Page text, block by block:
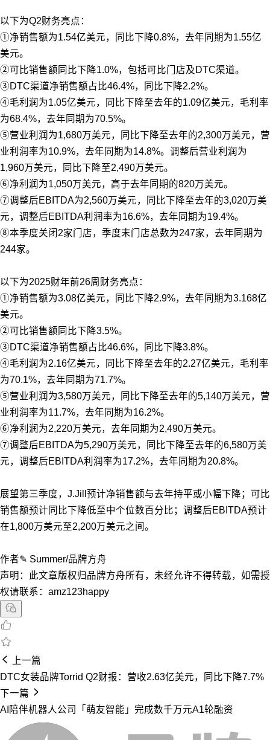
以下为Q2财务亮点：
①净销售额为1.54亿美元，同比下降0.8%，去年同期为1.55亿
美元。
②可比销售额同比下降1.0%，包括可比门店及DTC渠道。
③DTC渠道净销售额占比46.4%，同比下降2.2%。
④毛利润为1.05亿美元，同比下降至去年的1.09亿美元，毛利率
为68.4%，去年同期为70.5%。
⑤营业利润为1,680万美元，同比下降至去年的2,300万美元，营
业利润率为10.9%，去年同期为14.8%。调整后营业利润为
1,960万美元，同比下降至2,490万美元。
⑥净利润为1,050万美元，高于去年同期的820万美元。
⑦调整后EBITDA为2,560万美元，同比下降至去年的3,020万美
元，调整后EBITDA利润率为16.6%，去年同期为19.4%。
⑧本季度关闭2家门店，季度末门店总数为247家，去年同期为
244家。
以下为2025财年前26周财务亮点：
①净销售额为3.08亿美元，同比下降2.9%，去年同期为3.168亿
美元。
②可比销售额同比下降3.5%。
③DTC渠道净销售额占比46.6%，同比下降3.8%。
④毛利润为2.16亿美元，同比下降至去年的2.27亿美元，毛利率
为70.1%，去年同期为71.7%。
⑤营业利润为3,580万美元，同比下降至去年的5,140万美元，营
业利润率为11.7%，去年同期为16.2%。
⑥净利润为2,220万美元，去年同期为2,490万美元。
⑦调整后EBITDA为5,290万美元，同比下降至去年的6,580万美
元，调整后EBITDA利润率为17.2%，去年同期为20.8%。
展望第三季度，J.Jill预计净销售额与去年持平或小幅下降；可比
销售额预计同比下降低至中个位数百分比；调整后EBITDA预计
在1,800万美元至2,200万美元之间。
作者✎ Summer/品牌方舟
声明：此文章版权归品牌方舟所有，未经允许不得转载，如需授
权请联系：amz123happy
上一篇
DTC女装品牌Torrid Q2财报：营收2.63亿美元，同比下降7.7%
下一篇
AI陪伴机器人公司「萌友智能」完成数千万元A1轮融资